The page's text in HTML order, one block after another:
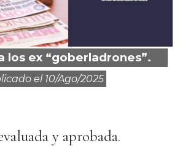
los ex “goberladrones”.
el 10/ago/2025
y aprobada.